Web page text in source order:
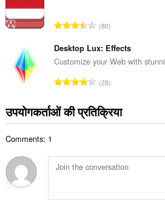
ल
ख्या
:
रे
ग
की
ल
ख्या
:
80
Desktop Lux: Effects
Customize your Web with
रे
ग
की
सं
ख्या
28
उपयोगकर्ताओं की प्रतिक्रिया
Comments: 1